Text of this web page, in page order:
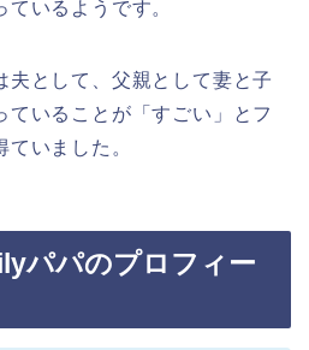
いるようです。
夫として、父親として妻と子
ていることが「すごい」とフ
いました。
パパのプロフィー